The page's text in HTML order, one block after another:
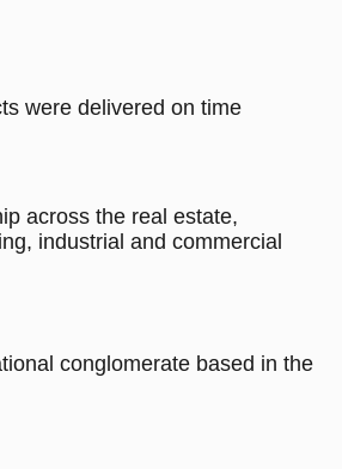
were delivered on time
across the real estate,
industrial and commercial
conglomerate based in the